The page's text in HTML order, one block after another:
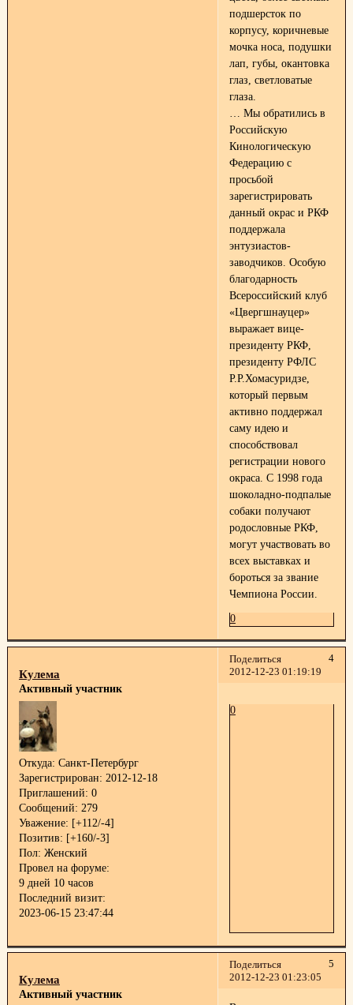
подшерсток по
корпусу, коричневые
мочка носа, подушки
лап, губы, окантовка
глаз, светловатые
глаза.
… Мы обратились в
Российскую
Кинологическую
Федерацию с
просьбой
зарегистрировать
данный окрас и РКФ
поддержала
энтузиастов-
заводчиков. Особую
благодарность
Всероссийский клуб
«Цвергшнауцер»
выражает вице-
президенту РКФ,
президенту РФЛС
Р.Р.Хомасуридзе,
который первым
активно поддержал
саму идею и
способствовал
регистрации нового
окраса. С 1998 года
шоколадно-подпалые
собаки получают
родословные РКФ,
могут участвовать во
всех выставках и
бороться за звание
Чемпиона России.
0
Поделиться
4
2012-12-23 01:19:19
Кулема
Активный участник
Откуда: Санкт-Петербург
Зарегистрирован: 2012-12-18
Приглашений: 0
Сообщений: 279
Уважение: [+112/-4]
Позитив: [+160/-3]
Пол: Женский
Провел на форуме:
9 дней 10 часов
Последний визит:
2023-06-15 23:47:44
0
Поделиться
5
2012-12-23 01:23:05
Кулема
Активный участник